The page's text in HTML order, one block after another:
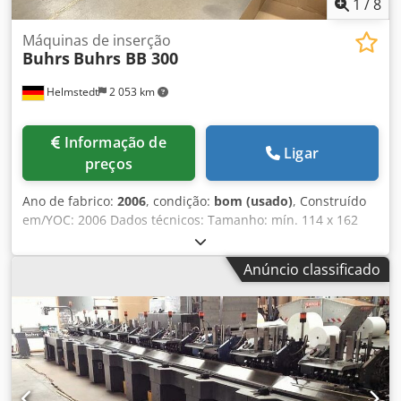
1 /8
Helmstedt 2 053 km
Máquinas de inserção
Buhrs Buhrs BB 300
preços
Ligar
Ano de fabrico: 2006, condição: bom (usado), Construído
em/YOC: 2006 Dados técnicos: Tamanho: mín. 114 x 162
mm, máx. 250 x 353 mm Tamanho do produto: mín. 105 x
148 mm, máx. 229 x 324 mm Espessura do produto
alimentador rotativo: máx. 3 mm Espessura do produto
alimentador de vaivém: máx. 10 mm Espessura do produto
alimentador de vácuo/fricção: máx. 13 mm Peso do papel:
mín. 80 g/m2, máx. 180 g/m2 Velocidade: máx. 10.000 c/h
Equipamentos: - 8 estações base - 6 Alimentador rotativo -
1 Alimentador de vaivém Dwsdpfemn Rbzox Agdja - 1
Estação de inserção - 1 Alimentador de envelopes - 1 Saída
Anúncio classificado